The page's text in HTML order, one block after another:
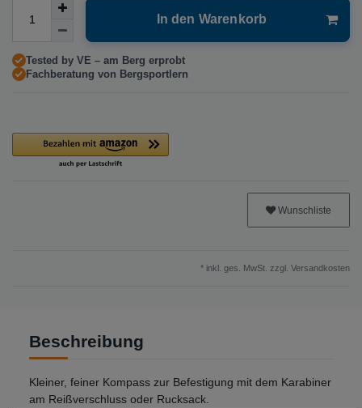
In den Warenkorb
Tested by VE – am Berg erprobt
Fachberatung von Bergsportlern
Wunschliste
* inkl. ges. MwSt. zzgl. Versandkosten
Beschreibung
Kleiner, feiner Kompass zur Befestigung mit dem Karabiner
am Reißverschluss oder Rucksack.